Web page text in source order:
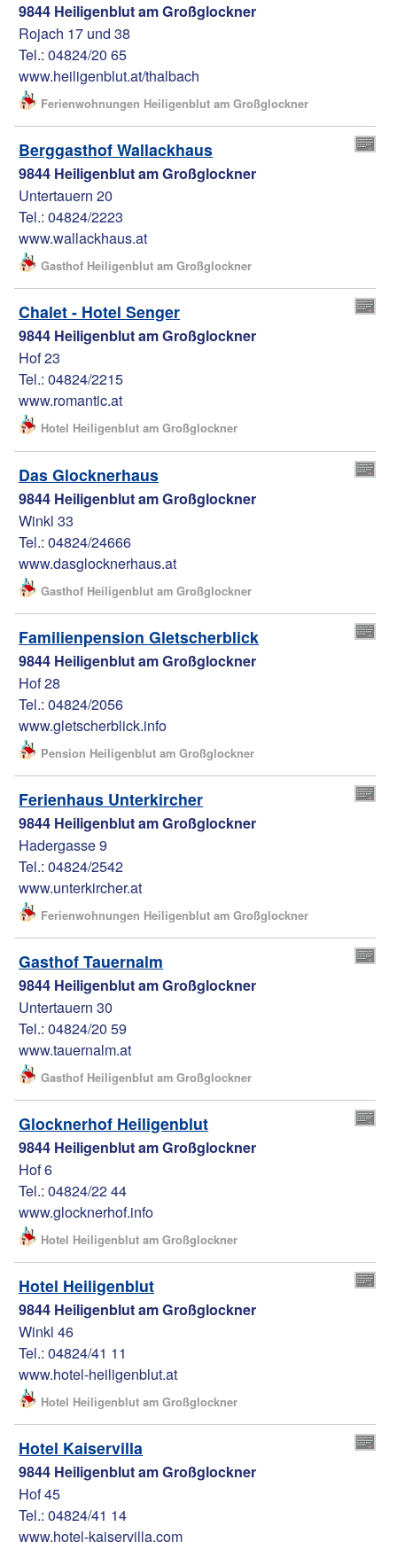
9844 Heiligenblut am Großglockner
Rojach 17 und 38
Tel.: 04824/20 65
www.heiligenblut.at/thalbach
Ferienwohnungen Heiligenblut am Großglockner
Berggasthof Wallackhaus
9844 Heiligenblut am Großglockner
Untertauern 20
Tel.: 04824/2223
www.wallackhaus.at
Gasthof Heiligenblut am Großglockner
Chalet - Hotel Senger
9844 Heiligenblut am Großglockner
Hof 23
Tel.: 04824/2215
www.romantic.at
Hotel Heiligenblut am Großglockner
Das Glocknerhaus
9844 Heiligenblut am Großglockner
Winkl 33
Tel.: 04824/24666
www.dasglocknerhaus.at
Gasthof Heiligenblut am Großglockner
Familienpension Gletscherblick
9844 Heiligenblut am Großglockner
Hof 28
Tel.: 04824/2056
www.gletscherblick.info
Pension Heiligenblut am Großglockner
Ferienhaus Unterkircher
9844 Heiligenblut am Großglockner
Hadergasse 9
Tel.: 04824/2542
www.unterkircher.at
Ferienwohnungen Heiligenblut am Großglockner
Gasthof Tauernalm
9844 Heiligenblut am Großglockner
Untertauern 30
Tel.: 04824/20 59
www.tauernalm.at
Gasthof Heiligenblut am Großglockner
Glocknerhof Heiligenblut
9844 Heiligenblut am Großglockner
Hof 6
Tel.: 04824/22 44
www.glocknerhof.info
Hotel Heiligenblut am Großglockner
Hotel Heiligenblut
9844 Heiligenblut am Großglockner
Winkl 46
Tel.: 04824/41 11
www.hotel-heiligenblut.at
Hotel Heiligenblut am Großglockner
Hotel Kaiservilla
9844 Heiligenblut am Großglockner
Hof 45
Tel.: 04824/41 14
www.hotel-kaiservilla.com